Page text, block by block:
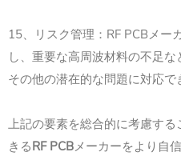
15、リスク管理：RF PCBメー
し、重要な高周波材料の不足
その他の潜在的な問題に対応で
上記の要素を総合的に考慮す
きるRF PCBメーカーをより自